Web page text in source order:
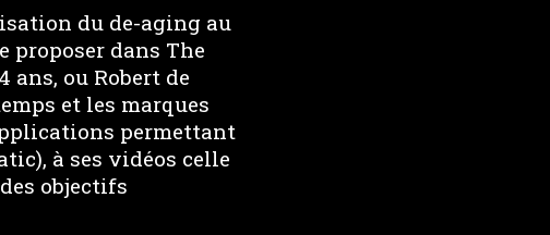
du de-aging au
proposer dans The
ans, ou Robert de
et les marques
permettant
à ses vidéos celle
objectifs